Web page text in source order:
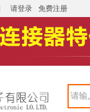
请登录 免费注册